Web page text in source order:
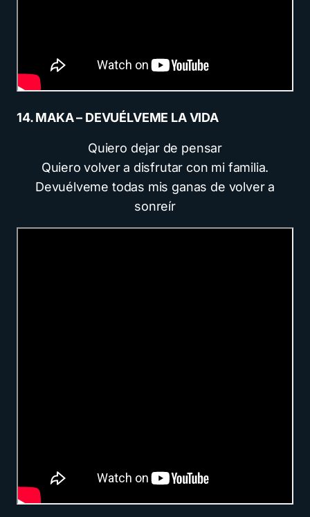
14. MAKA – DEVUÉLVEME LA VIDA
Quiero dejar de pensar
Quiero volver a disfrutar con mi familia.
Devuélveme todas mis ganas de volver a
sonreír